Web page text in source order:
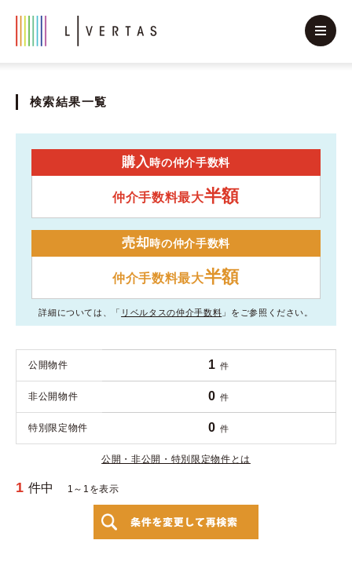
検索結果一覧
購入時の仲介手数料
仲介手数料最大半額
売却時の仲介手数料
仲介手数料最大半額
詳細については、「 リベルタスの仲介手数料 」をご参照ください。
公開物件 1 件
非公開物件 0 件
特別限定物件 0 件
公開・非公開・特別限定物件とは
1 件中 1～1を表示